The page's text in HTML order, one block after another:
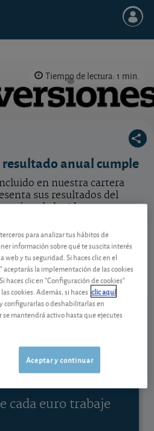
Tiempo de lectura: 1 min.
anual cumple
en nuestra cartera
sus resultados del
cómo le ha ido.
114,40 GBp
-
Ver detalladamente
reservado a SOCIOS
con visión
cada euro trabaje
para analizar tus hábitos de
información sobre qué te suscita interés
y tu seguridad. Si haces clic en el
aceptarás la implementación de las cookies
haces clic en "Configuración de cookies"
cookies. Además, si haces clic aquí
configurarlas o deshabilitarlas en
mantendrá activo hasta que ejecutes
Aceptar y continuar